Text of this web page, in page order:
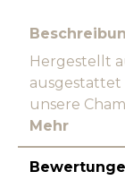
Hergestellt
ausgestattet
unsere
Mehr